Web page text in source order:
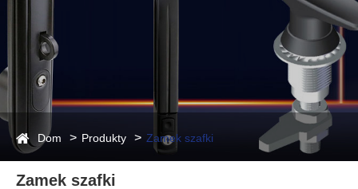
Dom Produkty Zamek szafki
Zamek szafki